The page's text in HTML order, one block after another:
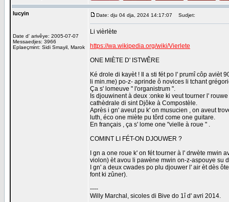
lucyin
Date d' arivêye: 2005-07-07
Messaedjes: 3966
Eplaeçmint: Sidi Smayil, Marok
Date: dju 04 dja, 2024 14:17:07 Sudjet:
Li vièrlète
https://wa.wikipedia.org/wiki/Vierlete
ONE MIÈTE D' ISTWÊRE
Ké drole di kayèt ! Il a sti fét po l' prumî côp avièt
li min.me) po-z- aprinde ô novices li tchant
Ça s' lomeuve " l'organistrum ".
Is djouwinent à deux :onke ki veut tourner l'
cathèdrale di sint Djôke à Compostèle.
Après i gn' aveut pu k' on musucien , on aveut
luth, éco one miète pu tôrd come one guitare.
En français , ça s' lome one "vielle à roue " .
COMINT LI FÉT-ON DJOUWER ?
I gn a one roue k' on fét tourner à l' drwète mwin
violon) èt avou li pawène mwin on-z-aspouye su
I gn' a deux cwades po plu djouwer l' air èt dès
font ki zûner).
----
Willy Marchal, sicoles di Bive do 1î d' avri 2014.